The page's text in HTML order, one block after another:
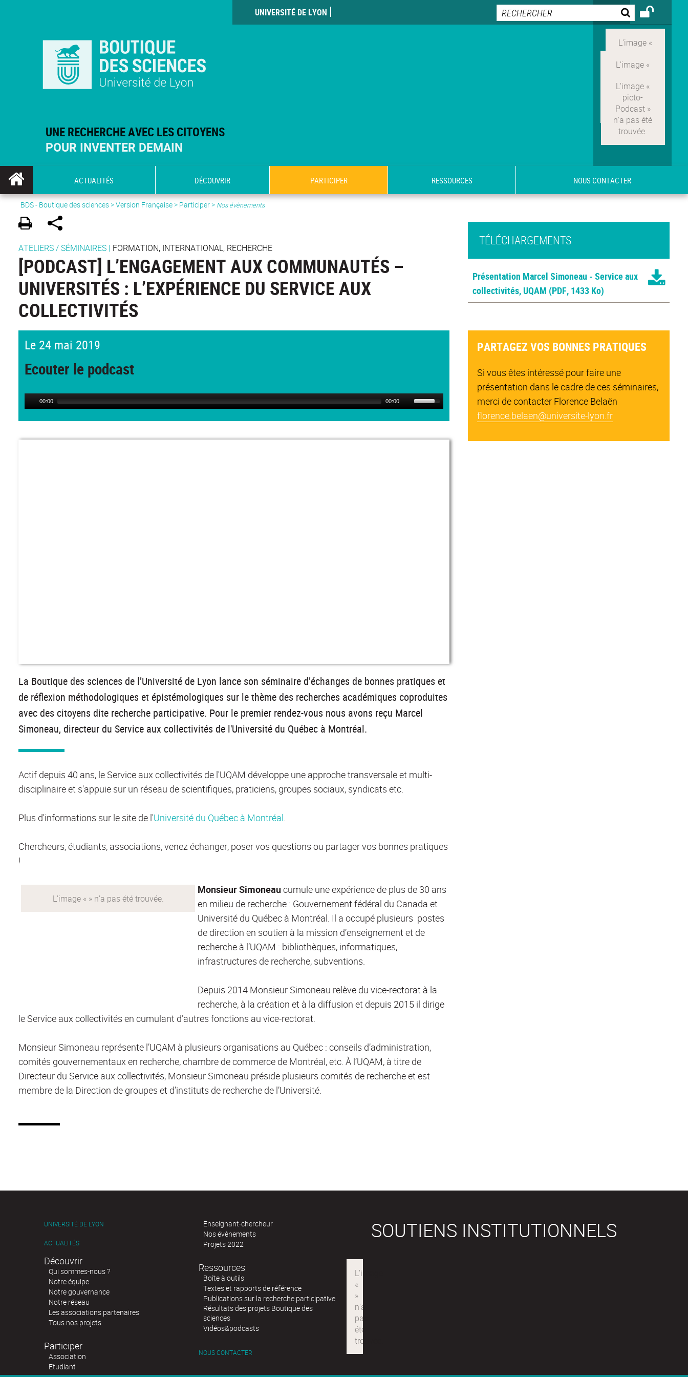
UNE RECHERCHE AVEC LES CITOYENS
POUR INVENTER DEMAIN
UNIVERSITÉ DE LYON
ACTUALITÉS DÉCOUVRIR PARTICIPER RESSOURCES NOUS CONTACTER
BDS - Boutique des sciences>Version Française> Participer > Nos évènements
ATELIERS / SÉMINAIRES | FORMATION, INTERNATIONAL, RECHERCHE
[PODCAST] L’ENGAGEMENT AUX COMMUNAUTÉS –
UNIVERSITÉS : L’EXPÉRIENCE DU SERVICE AUX
COLLECTIVITÉS
Le 24 mai 2019
Ecouter le podcast
00:00 00:00
La Boutique des sciences de l’Université de Lyon lance son séminaire d’échanges de bonnes pratiques et
de réflexion méthodologiques et épistémologiques sur le thème des recherches académiques coproduites
avec des citoyens dite recherche participative. Pour le premier rendez-vous nous avons reçu Marcel
Simoneau, directeur du Service aux collectivités de l'Université du Québec à Montréal.
Actif depuis 40 ans, le Service aux collectivités de l'UQAM développe une approche transversale et multi-
disciplinaire et s'appuie sur un réseau de scientifiques, praticiens, groupes sociaux, syndicats etc.
Plus d'informations sur le site de l'Université du Québec à Montréal.
Chercheurs, étudiants, associations, venez échanger, poser vos questions ou partager vos bonnes pratiques
!
Monsieur Simoneaucumule une expérience de plus de 30 ans
en milieu de recherche : Gouvernement fédéral du Canada et
Université du Québec à Montréal. Il a occupé plusieurs postes
de direction en soutien à la mission d’enseignement et de
recherche à l’UQAM : bibliothèques, informatiques,
infrastructures de recherche, subventions.
Depuis 2014 Monsieur Simoneau relève du vice-rectorat à la
recherche, à la création et à la diffusion et depuis 2015 il dirige
le Service aux collectivités en cumulant d’autres fonctions au vice-rectorat.
Monsieur Simoneau représente l’UQAM à plusieurs organisations au Québec : conseils d’administration,
comités gouvernementaux en recherche, chambre de commerce de Montréal, etc. À l’UQAM, à titre de
Directeur du Service aux collectivités, Monsieur Simoneau préside plusieurs comités de recherche et est
membre de la Direction de groupes et d’instituts de recherche de l’Université.
TÉLÉCHARGEMENTS
Présentation Marcel Simoneau - Service aux
collectivités, UQAM (PDF, 1433 Ko)
PARTAGEZ VOS BONNES PRATIQUES
Si vous êtes intéressé pour faire une
présentation dans le cadre de ces séminaires,
merci de contacter Florence Belaën
florence.belaen@universite-lyon.fr
UNIVERSITÉ DE LYON
ACTUALITÉS
Découvrir
Qui sommes-nous ?
Notre équipe
Notre gouvernance
Notre réseau
Les associations partenaires
Tous nos projets
Participer
Association
Etudiant
Enseignant-chercheur
Nos évènements
Projets 2022
Ressources
Boîte à outils
Textes et rapports de référence
Publications sur la recherche participative
Résultats des projets Boutique des
sciences
Vidéos&podcasts
NOUS CONTACTER
SOUTIENS INSTITUTIONNELS